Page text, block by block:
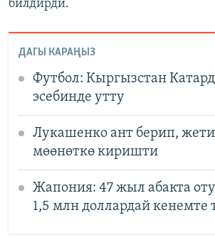
билдирди.
ДАГЫ КАРАҢЫЗ
Футбол: Кыргызстан
эсебинде утту
Лукашенко ант берип,
мөөнөткө киришти
Жапония: 47 жыл абакта
1,5 млн доллардай кенемте